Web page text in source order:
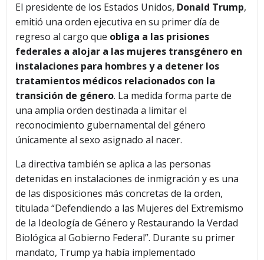
El presidente de los Estados Unidos, Donald Trump,
emitió una orden ejecutiva en su primer día de
regreso al cargo que obliga a las prisiones
federales a alojar a las mujeres transgénero en
instalaciones para hombres y a detener los
tratamientos médicos relacionados con la
transición de género. La medida forma parte de
una amplia orden destinada a limitar el
reconocimiento gubernamental del género
únicamente al sexo asignado al nacer.
La directiva también se aplica a las personas
detenidas en instalaciones de inmigración y es una
de las disposiciones más concretas de la orden,
titulada “Defendiendo a las Mujeres del Extremismo
de la Ideología de Género y Restaurando la Verdad
Biológica al Gobierno Federal”. Durante su primer
mandato, Trump ya había implementado